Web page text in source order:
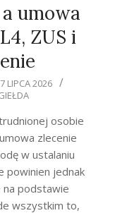
umowa
ZUS i
LIPCA 2026
osobie
zlecenie
w ustalaniu
powinien jednak
na podstawie
wszystkim to,